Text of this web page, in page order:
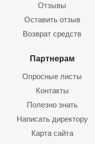
Отзывы
Оставить отзы
Возврат средст
Партнерам
Опросные листы
Контакты
Полезно знать
Написать директору
Карта сайта